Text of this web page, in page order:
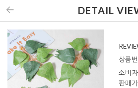
DETAIL
상품
소비
판매